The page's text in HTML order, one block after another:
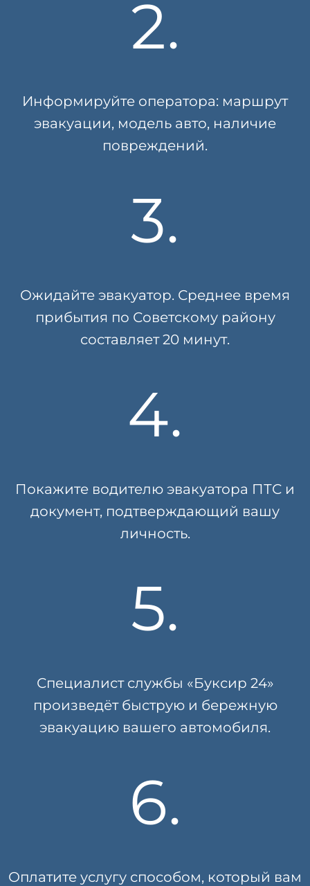
2.
Информируйте оператора: маршрут
эвакуации, модель авто, наличие
повреждений.
3.
Ожидайте эвакуатор. Среднее время
прибытия по Советскому району
составляет 20 минут.
4.
Покажите водителю эвакуатора ПТС и
документ, подтверждающий вашу
личность.
5.
Специалист службы «Буксир 24»
произведёт быструю и бережную
эвакуацию вашего автомобиля.
6.
Оплатите услугу способом, который вам